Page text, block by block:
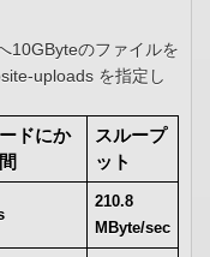
10GByteのファイルを
uploads を指定し
ドにか
スループ
ット
210.8
MByte/sec